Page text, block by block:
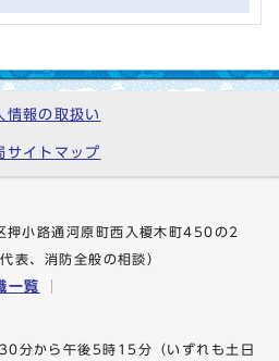
情報の取扱い
サイトマップ
小路通河原町西入榎木町450の2
代表、消防全般の相談）
一覧
分から午後5時15分（いずれも土日